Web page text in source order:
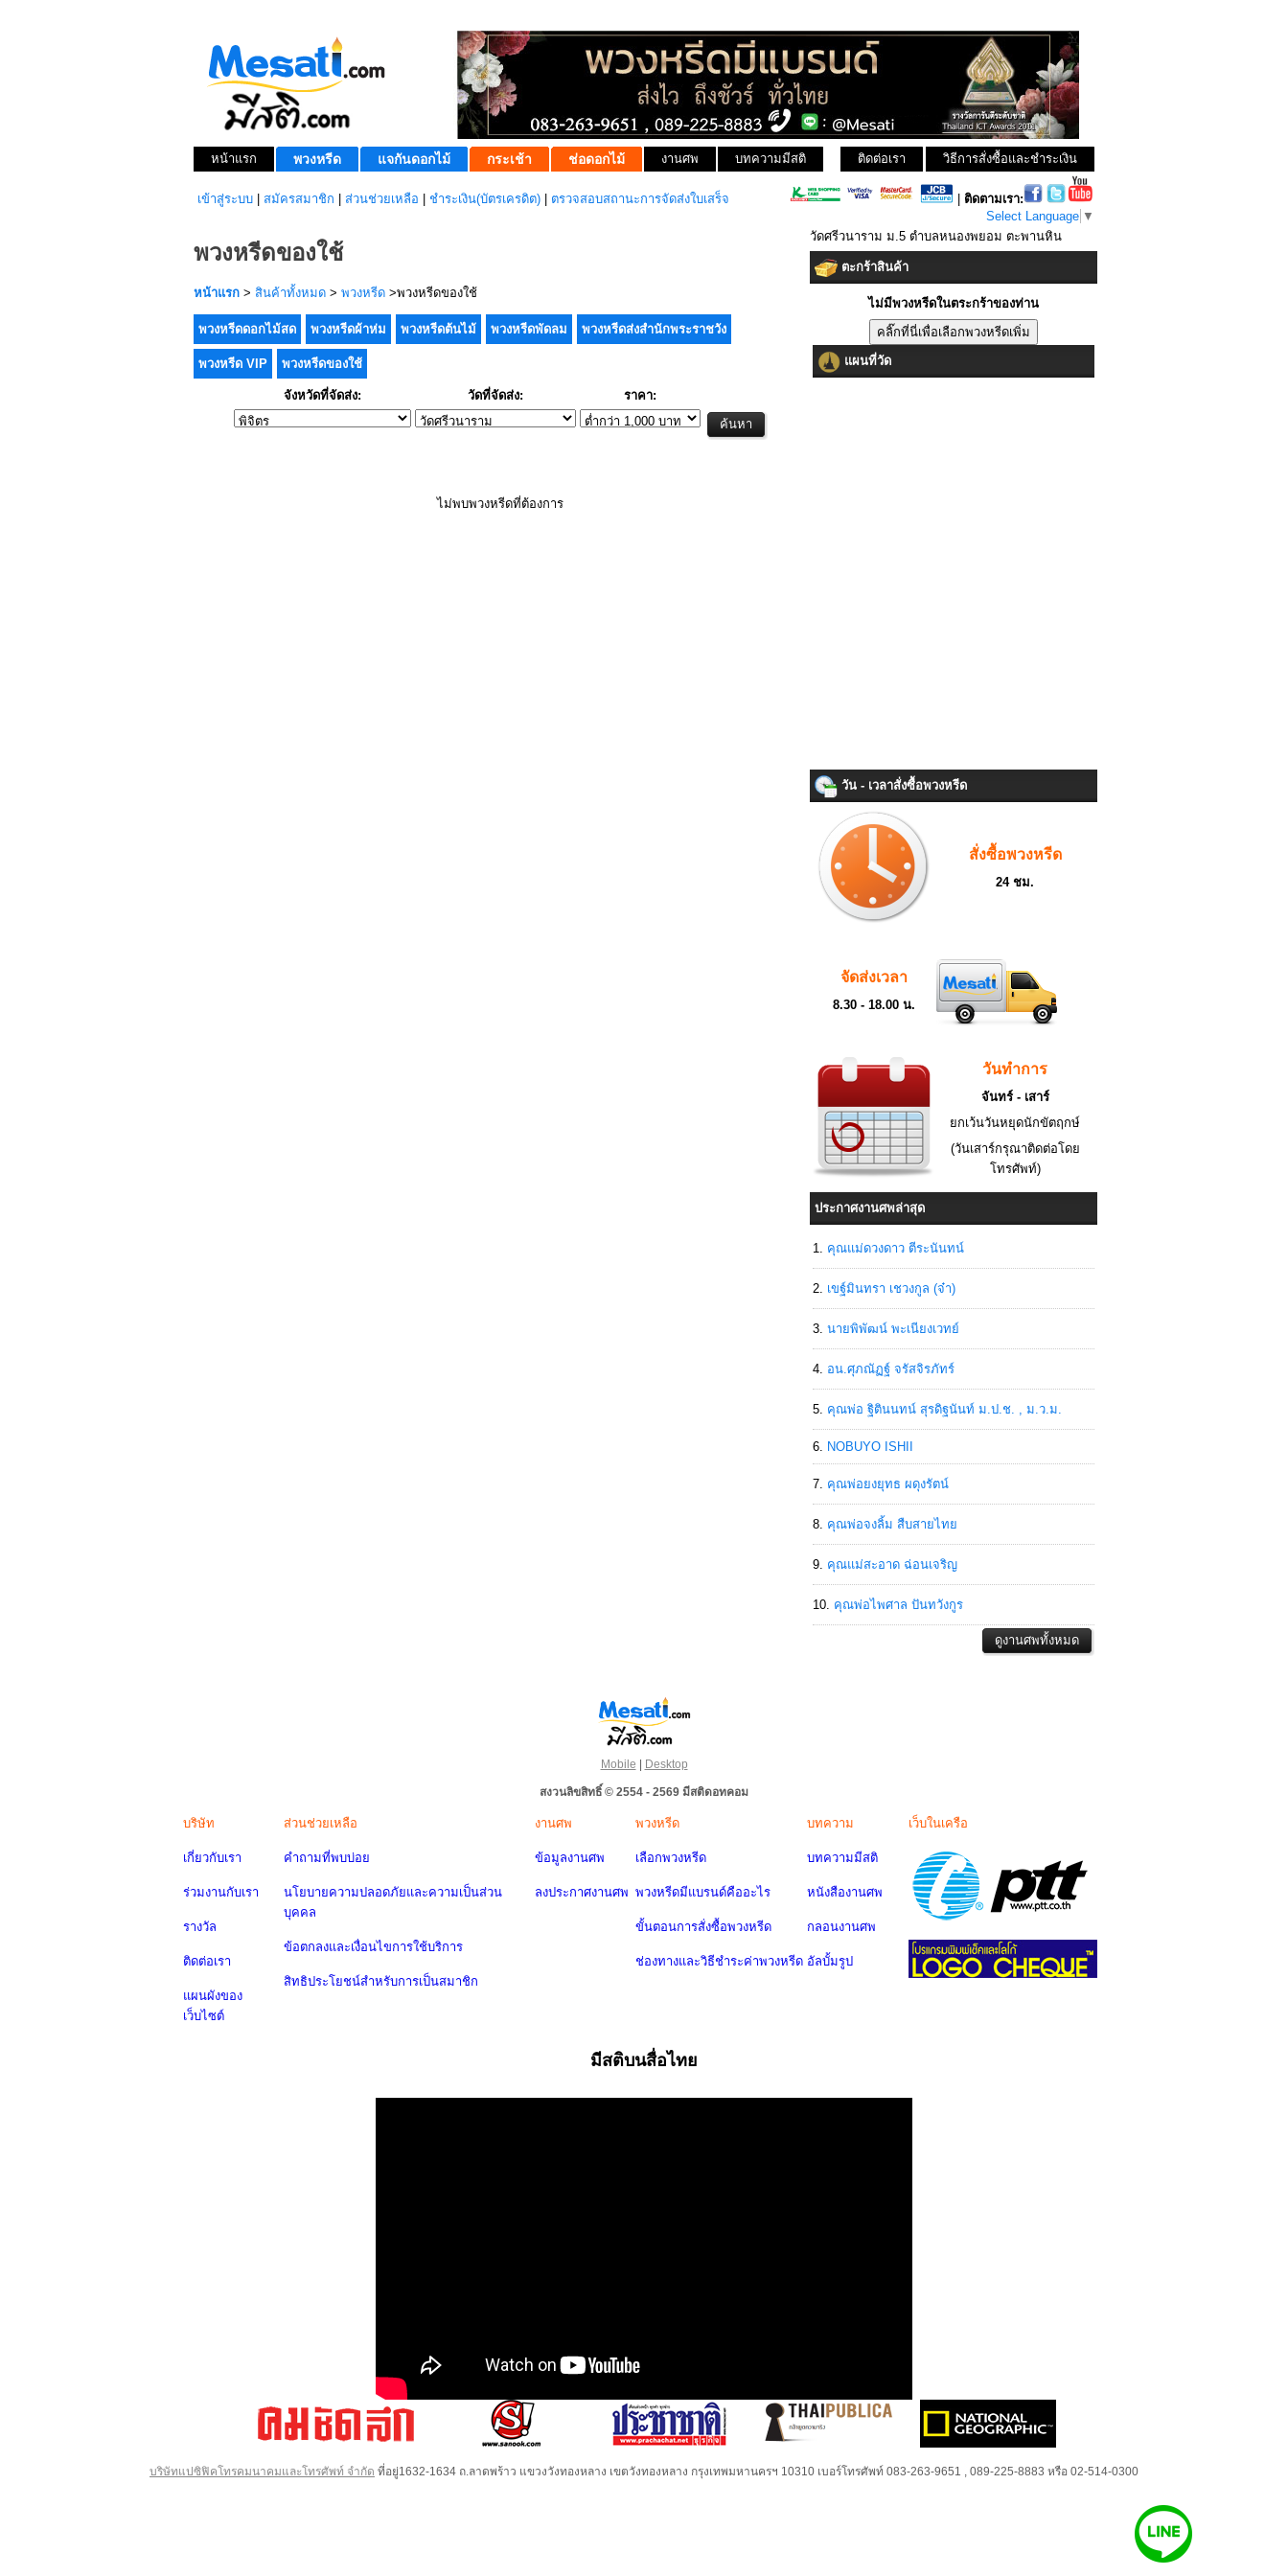
หน้าแรก พวงหรีด แจกันดอกไม้ กระเช้า ช่อดอกไม้ งานศพ บทความมีสติ วิธีการสั่งซื้อและชำระเงิน
ติดต่อเรา
เข้าสู่ระบบ สมัครสมาชิก ส่วนช่วยเหลือ ชำระเงิน(บัตรเครดิต) ตรวจสอบสถานะการจัดส่งใบเสร็จ
ติดตามเรา:
Select Language ▼
พวงหรีดของใช้
หน้าแรก > สินค้าทั้งหมด > พวงหรีด >พวงหรีดของใช้
พวงหรีดดอกไม้สด พวงหรีดผ้าห่ม พวงหรีดต้นไม้ พวงหรีดพัดลม พวงหรีดส่งสำนักพระราชวัง
พวงหรีด VIP พวงหรีดของใช้
จังหวัดที่จัดส่ง: วัดที่จัดส่ง: ราคา:
ไม่พบพวงหรีดที่ต้องการ
วัดศรีวนาราม ม.5 ตำบลหนองพยอม ตะพานหิน
ตะกร้าสินค้า
ไม่มีพวงหรีดในตระกร้าของท่าน
แผนที่วัด
วัน - เวลาสั่งซื้อพวงหรีด
สั่งซื้อพวงหรีด
24 ชม.
จัดส่งเวลา
8.30 - 18.00 น.
วันทำการ
จันทร์ - เสาร์
ยกเว้นวันหยุดนักขัตฤกษ์
(วันเสาร์กรุณาติดต่อโดย
โทรศัพท์)
ประกาศงานศพล่าสุด
คุณแม่ดวงดาว ตีระนันทน์
เขฐ์มินทรา เชวงกูล (จ๋า)
นายพิพัฒน์ พะเนียงเวทย์
อน.ศุภณัฏฐ์ จรัสจิรภัทร์
คุณพ่อ ฐิตินนทน์ สุรดิฐนันท์ ม.ป.ช. , ม.ว.ม.
NOBUYO ISHII
คุณพ่อยงยุทธ ผดุงรัตน์
คุณพ่อจงลิ้ม สืบสายไทย
คุณแม่สะอาด ฉ่อนเจริญ
คุณพ่อไพศาล ปันทวังกูร
Mobile | Desktop
สงวนลิขสิทธิ์ © 2554 - 2569 มีสติดอทคอม
บริษัท
เกี่ยวกับเรา
ร่วมงานกับเรา
รางวัล
ติดต่อเรา
แผนผังของ
เว็บไซต์
ส่วนช่วยเหลือ
คำถามที่พบบ่อย
นโยบายความปลอดภัยและความเป็นส่วน
บุคคล
ข้อตกลงและเงื่อนไขการใช้บริการ
สิทธิประโยชน์สำหรับการเป็นสมาชิก
งานศพ
ข้อมูลงานศพ
ลงประกาศงานศพ
พวงหรีด
เลือกพวงหรีด
พวงหรีดมีแบรนด์คืออะไร
ขั้นตอนการสั่งซื้อพวงหรีด
ช่องทางและวิธีชำระค่าพวงหรีด
บทความ
บทความมีสติ
หนังสืองานศพ
กลอนงานศพ
อัลบั้มรูป
เว็บในเครือ
มีสติบนสื่อไทย
บริษัทแปซิฟิคโทรคมนาคมและโทรศัพท์ จำกัด ที่อยู่1632-1634 ถ.ลาดพร้าว แขวงวังทองหลาง เขตวังทองหลาง กรุงเทพมหานครฯ 10310 เบอร์โทรศัพท์ 083-263-9651 , 089-225-8883 หรือ 02-514-0300